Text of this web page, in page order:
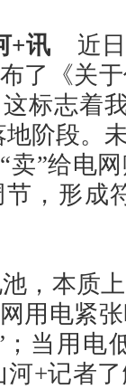
+讯 近日
了《关
标志着
地阶段。
卖”给电
，形成
，本质
用电紧
；当用电
河+记者